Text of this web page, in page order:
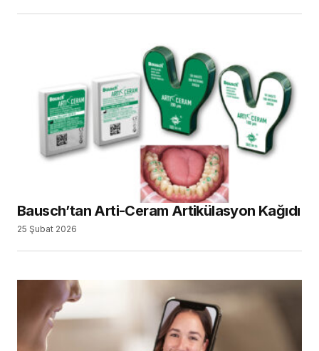
Bausch’tan Arti-Ceram Artikülasyon Kağıdı
25 Şubat 2026